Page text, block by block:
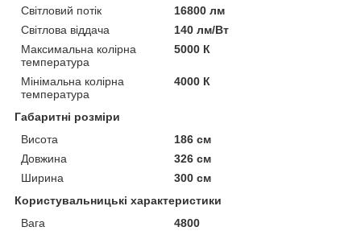
Світловий потік
16800 лм
Світлова віддача
140 лм/Вт
Максимальна колірна
температура
5000 К
Мінімальна колірна
температура
4000 К
Габаритні розміри
Висота
186 см
Довжина
326 см
Ширина
300 см
Користувальницькі характеристики
Вага
4800